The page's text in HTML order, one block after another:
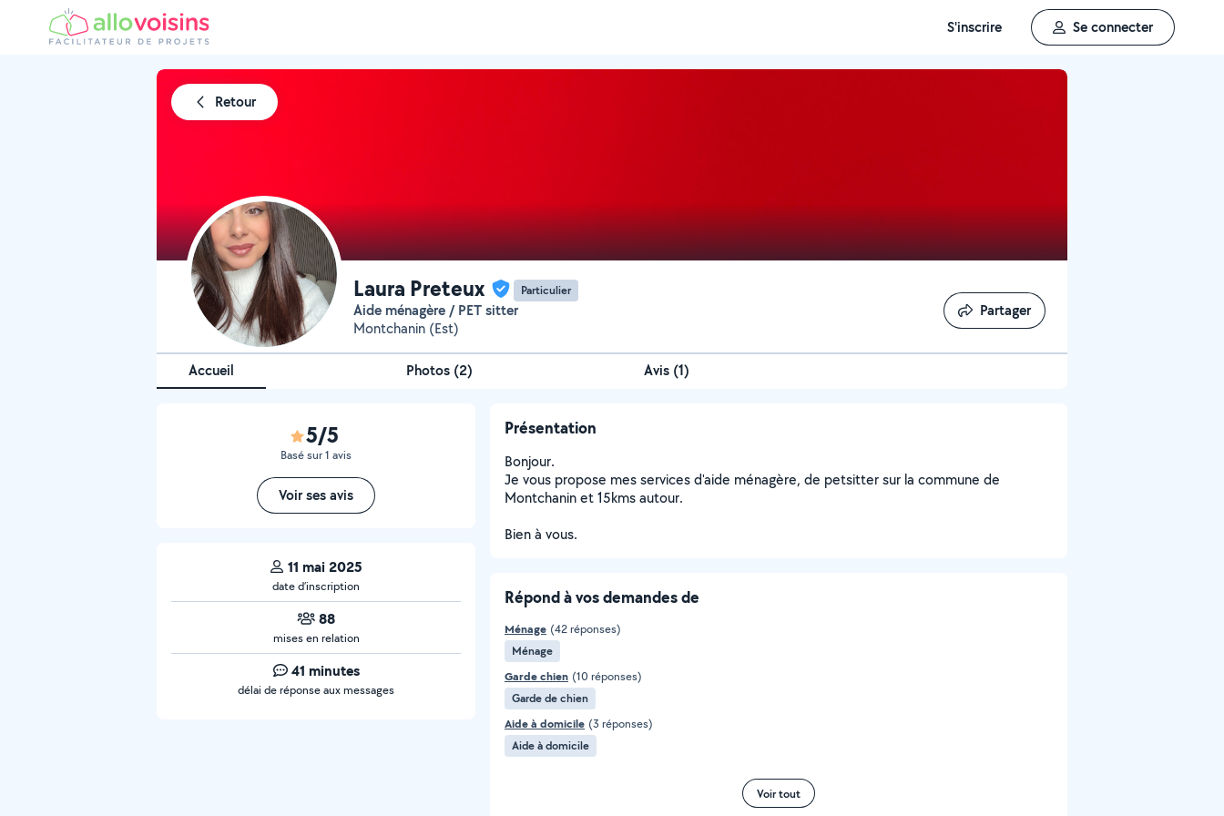
S'inscrire Se connecter
Retour
Laura Preteux Particulier
Aide ménagère / PET sitter
Montchanin (Est)
Partager
Partager
Accueil Photos (2) Avis (1)
5/5
Basé sur 1 avis
Voir ses avis
11 mai 2025
date d’inscription
88
mises en relation
41 minutes
délai de réponse aux messages
Présentation
Bonjour.
Je vous propose mes services d'aide ménagère, de petsitter sur la commune de
Montchanin et 15kms autour.
Bien à vous.
Répond à vos demandes de
Ménage (42 réponses)
Ménage
Garde chien (10 réponses)
Garde de chien
Aide à domicile (3 réponses)
Aide à domicile
Voir tout